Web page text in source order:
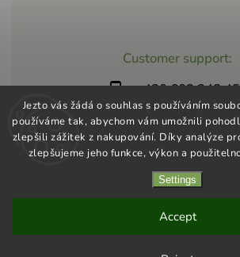
Jezto vás žádá o souhlas s používáním
používáme tak, abychom vám umožnili
zlepšili zážitek z nakupování. Díky analýze
zlepšujeme jeho funkce, výkon a
Settings
Accept
Customer support:
+420 603 248
Shoptet | Design